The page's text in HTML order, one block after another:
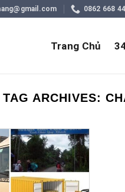
0862 668
Trang Chủ
TAG ARCHIVES: